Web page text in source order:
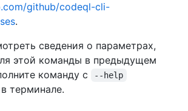
github/codeql-cli-
.
сведения о параметрах,
этой команды в предыдущем
команду с
--help
терминале.